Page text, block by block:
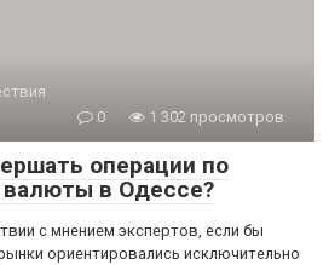
0
1 302 просмотров
операции по
в Одессе?
с мнением экспертов, если бы
ориентировались исключительно